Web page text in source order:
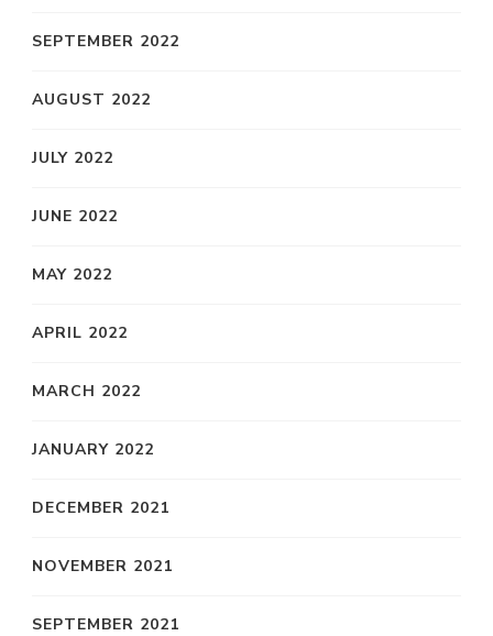
SEPTEMBER 2022
AUGUST 2022
JULY 2022
JUNE 2022
MAY 2022
APRIL 2022
MARCH 2022
JANUARY 2022
DECEMBER 2021
NOVEMBER 2021
SEPTEMBER 2021